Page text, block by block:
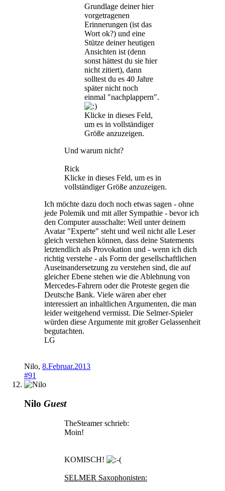
Grundlage deiner hier
vorgetragenen
Erinnerungen (ist das
Wort ok?) und eine
Stütze deiner heutigen
Ansichten ist (denn
sonst hättest du sie hier
nicht zitiert), dann
solltest du es 40 Jahre
später nicht noch
einmal "nachplappern".
Klicke in dieses Feld,
um es in vollständiger
Größe anzuzeigen.
Und warum nicht?
Rick
Klicke in dieses Feld, um es in
vollständiger Größe anzuzeigen.
Ich möchte dazu doch noch etwas sagen - ohne
jede Polemik und mit aller Sympathie - bevor ich
den Computer ausschalte: Weil unter deinem
Avatar "Experte" steht und weil nicht alle Leser
gleich verstehen können, dass deine Statements
letztendlich als Provokation und - wenn ich dich
richtig verstehe - als Form der gesellschaftlichen
Auseinandersetzung zu verstehen sind, die auf
gleicher Ebene stehen wie die Ablehnung von
Mercedes-Fahrern oder die Proteste gegen die
Deutsche Bank. Viele wären aber eher
interessiert an inhaltlichen Argumenten, die man
leider weitgehend vermisst. Die Selmer-Spieler
würden diese Argumente mit großer Gelassenheit
begutachten.
LG
Nilo, 8.Februar.2013
#91
Nilo Guest
TheSteamer schrieb:
Moin!
KOMISCH!
SELMER Saxophonisten: